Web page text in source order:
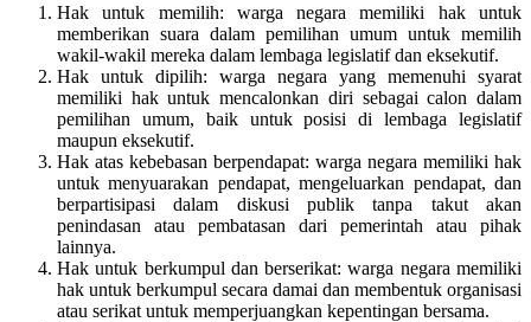
Hak untuk memilih: warga negara memiliki hak untuk
memberikan suara dalam pemilihan umum untuk memilih
wakil-wakil mereka dalam lembaga legislatif dan eksekutif.
Hak untuk dipilih: warga negara yang memenuhi syarat
memiliki hak untuk mencalonkan diri sebagai calon dalam
pemilihan umum, baik untuk posisi di lembaga legislatif
maupun eksekutif.
Hak atas kebebasan berpendapat: warga negara memiliki hak
untuk menyuarakan pendapat, mengeluarkan pendapat, dan
berpartisipasi dalam diskusi publik tanpa takut akan
penindasan atau pembatasan dari pemerintah atau pihak
lainnya.
Hak untuk berkumpul dan berserikat: warga negara memiliki
hak untuk berkumpul secara damai dan membentuk organisasi
atau serikat untuk memperjuangkan kepentingan bersama.